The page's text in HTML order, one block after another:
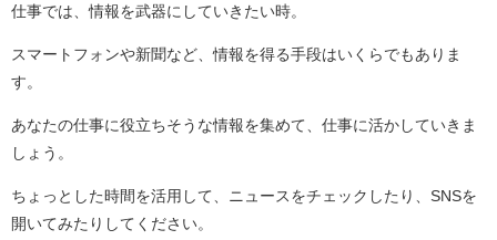
仕事では、情報を武器にしていきたい時。
スマートフォンや新聞など、情報を得る手段はいくらでもありま
す。
あなたの仕事に役立ちそうな情報を集めて、仕事に活かしていきま
しょう。
ちょっとした時間を活用して、ニュースをチェックしたり、SNSを
開いてみたりしてください。